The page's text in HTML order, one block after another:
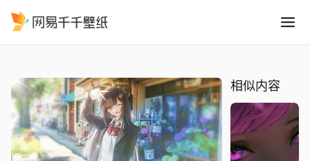
相似内容